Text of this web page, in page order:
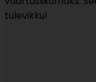
tulevikku!